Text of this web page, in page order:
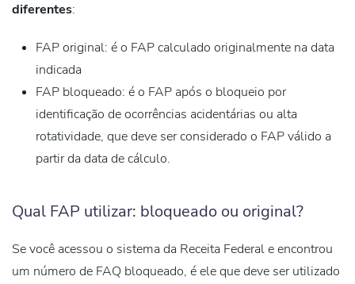
diferentes:
FAP original: é o FAP calculado originalmente na data
indicada
FAP bloqueado: é o FAP após o bloqueio por
identificação de ocorrências acidentárias ou alta
rotatividade, que deve ser considerado o FAP válido a
partir da data de cálculo.
Qual FAP utilizar: bloqueado ou original?
Se você acessou o sistema da Receita Federal e encontrou
um número de FAQ bloqueado, é ele que deve ser utilizado